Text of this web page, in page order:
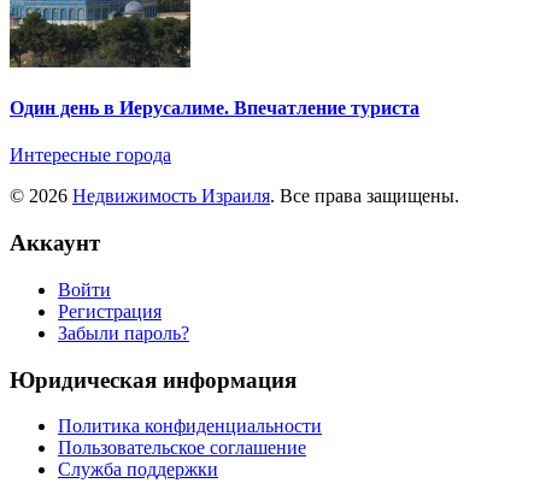
Один день в Иерусалиме. Впечатление туриста
Интересные города
© 2026 Недвижимость Израиля. Все права защищены.
Аккаунт
Войти
Регистрация
Забыли пароль?
Юридическая информация
Политика конфиденциальности
Пользовательское соглашение
Служба поддержки